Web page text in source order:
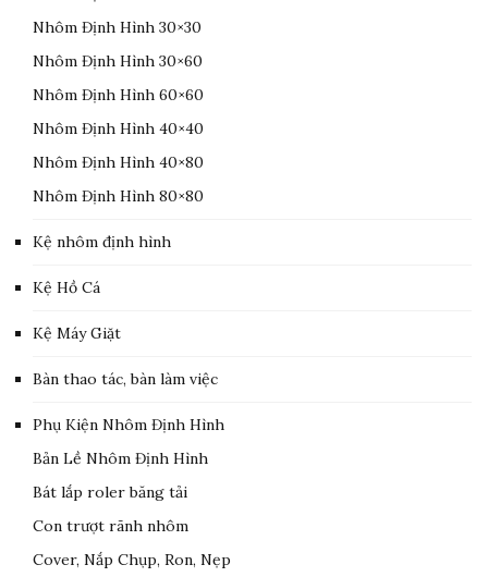
Nhôm Định Hình 30×30
Nhôm Định Hình 30×60
Nhôm Định Hình 60×60
Nhôm Định Hình 40×40
Nhôm Định Hình 40×80
Nhôm Định Hình 80×80
Kệ nhôm định hình
Kệ Hồ Cá
Kệ Máy Giặt
Bàn thao tác, bàn làm việc
Phụ Kiện Nhôm Định Hình
Bản Lề Nhôm Định Hình
Bát lắp roler băng tải
Con trượt rãnh nhôm
Cover, Nắp Chụp, Ron, Nẹp